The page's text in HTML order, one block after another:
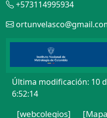
+573114995934
Última modificación: 10
6:52:14
[webcolegios]